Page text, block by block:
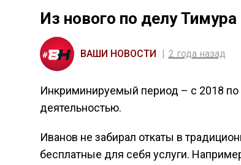
Из нового по делу
ВАШИ НОВОСТИ 2 года назад
Инкриминируемый период – с 2018 по
деятельностью.
Иванов не забирал откаты в
бесплатные для себя услуги.